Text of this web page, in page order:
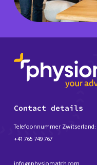
Contact details
Telefoonnummer Zwitserland:
+41 765 749 767